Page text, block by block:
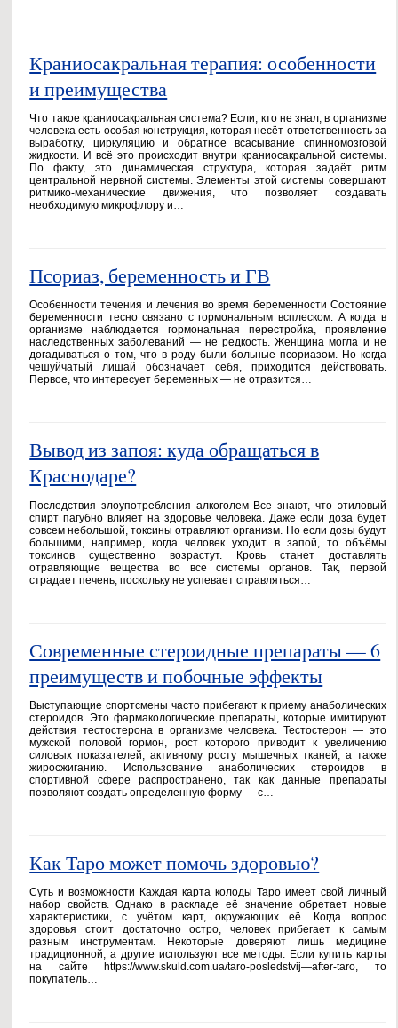
Краниосакральная терапия: особенности
и преимущества
Что такое краниосакральная система? Если, кто не знал, в организме
человека есть особая конструкция, которая несёт ответственность за
выработку, циркуляцию и обратное всасывание спинномозговой
жидкости. И всё это происходит внутри краниосакральной системы.
По факту, это динамическая структура, которая задаёт ритм
центральной нервной системы. Элементы этой системы совершают
ритмико-механические движения, что позволяет создавать
необходимую микрофлору и…
Псориаз, беременность и ГВ
Особенности течения и лечения во время беременности Состояние
беременности тесно связано с гормональным всплеском. А когда в
организме наблюдается гормональная перестройка, проявление
наследственных заболеваний — не редкость. Женщина могла и не
догадываться о том, что в роду были больные псориазом. Но когда
чешуйчатый лишай обозначает себя, приходится действовать.
Первое, что интересует беременных — не отразится…
Вывод из запоя: куда обращаться в
Краснодаре?
Последствия злоупотребления алкоголем Все знают, что этиловый
спирт пагубно влияет на здоровье человека. Даже если доза будет
совсем небольшой, токсины отравляют организм. Но если дозы будут
большими, например, когда человек уходит в запой, то объёмы
токсинов существенно возрастут. Кровь станет доставлять
отравляющие вещества во все системы органов. Так, первой
страдает печень, поскольку не успевает справляться…
Современные стероидные препараты — 6
преимуществ и побочные эффекты
Выступающие спортсмены часто прибегают к приему анаболических
стероидов. Это фармакологические препараты, которые имитируют
действия тестостерона в организме человека. Тестостерон — это
мужской половой гормон, рост которого приводит к увеличению
силовых показателей, активному росту мышечных тканей, а также
жиросжиганию. Использование анаболических стероидов в
спортивной сфере распространено, так как данные препараты
позволяют создать определенную форму — с…
Как Таро может помочь здоровью?
Суть и возможности Каждая карта колоды Таро имеет свой личный
набор свойств. Однако в раскладе её значение обретает новые
характеристики, с учётом карт, окружающих её. Когда вопрос
здоровья стоит достаточно остро, человек прибегает к самым
разным инструментам. Некоторые доверяют лишь медицине
традиционной, а другие используют все методы. Если купить карты
на сайте https://www.skuld.com.ua/taro-posledstvij—after-taro, то
покупатель…